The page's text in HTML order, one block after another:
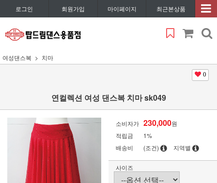
로그인 회원가입 마이페이지 최근본상품
여성댄스복 치마
0
연컬렉션 여성 댄스복 치마 sk049
소비자가 230,000원
적립금
1%
배송비
(조건) 지역별
사이즈